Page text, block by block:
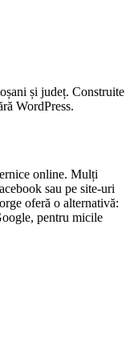
și județ. Construite
WordPress.
online. Mulți
sau pe site-uri
oferă o alternativă:
pentru micile